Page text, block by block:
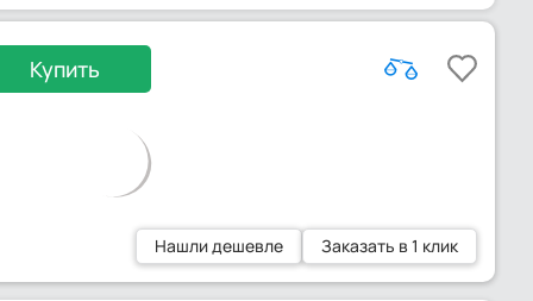
Купить
Нашли дешевле Заказать в 1 клик